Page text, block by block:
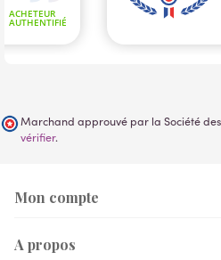
Marchand approuvé par la Société
vérifier.
Mon compte
A propos